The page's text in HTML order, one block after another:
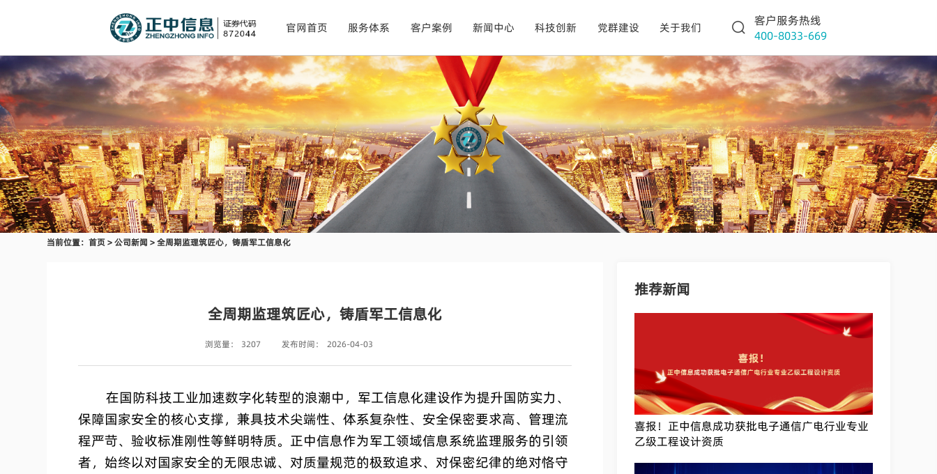
官网首页 服务体系 客户案例 新闻中心 科技创新 党群建设 关于我们
客户服务热线
400-8033-669
当前位置：首页>公司新闻 > 全周期监理筑匠心，铸盾军工信息化
全周期监理筑匠心，铸盾军工信息化
浏览量： 3207 发布时间： 2026-04-03
在国防科技工业加速数字化转型的浪潮中，军工信息化建设作为提升国防实力、
保障国家安全的核心支撑，兼具技术尖端性、体系复杂性、安全保密要求高、管理流
程严苛、验收标准刚性等鲜明特质。正中信息作为军工领域信息系统监理服务的引领
者，始终以对国家安全的无限忠诚、对质量规范的极致追求、对保密纪律的绝对恪守
推荐新闻
喜报！正中信息成功获批电子通信广电行业专业
乙级工程设计资质